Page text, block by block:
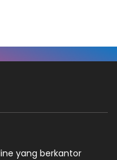
yang berkantor